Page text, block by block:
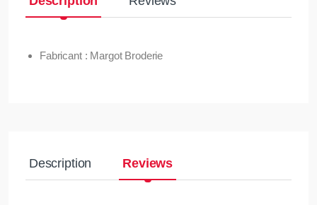
Fabricant : Margot Broderie
Description Reviews